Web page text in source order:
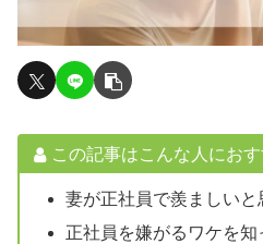
この記事はこんな人にお
妻が正社員で羨ましい
正社員を嫌がるワケを知